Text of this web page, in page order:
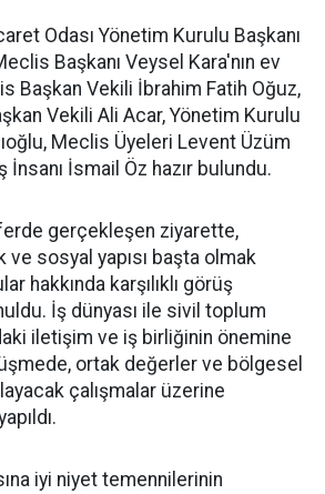
Odası Yönetim Kurulu Başkanı
Başkanı Veysel Kara'nın ev
Başkan Vekili İbrahim Fatih Oğuz,
Vekili Ali Acar, Yönetim Kurulu
Meclis Üyeleri Levent Üzüm
İnsanı İsmail Öz hazır bulundu.
gerçekleşen ziyarette,
sosyal yapısı başta olmak
hakkında karşılıklı görüş
İş dünyası ile sivil toplum
iletişim ve iş birliğinin önemine
ortak değerler ve bölgesel
çalışmalar üzerine
iyi niyet temennilerinin